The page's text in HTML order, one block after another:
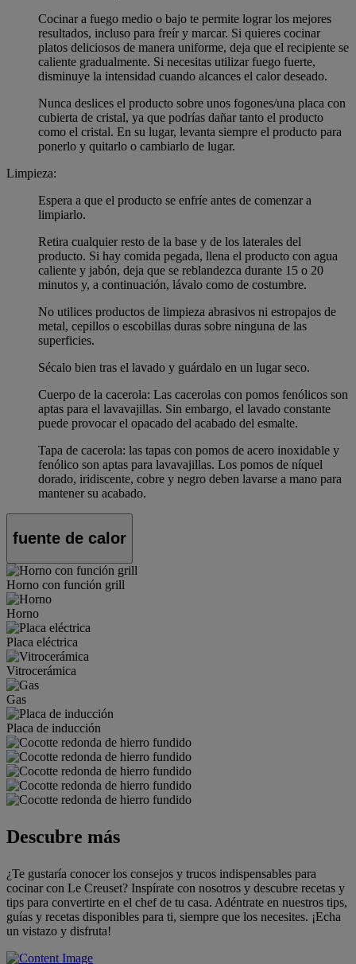
Cocinar a fuego medio o bajo te permite lograr los mejores
resultados, incluso para freír y marcar. Si quieres cocinar
platos deliciosos de manera uniforme, deja que el recipiente se
caliente gradualmente. Si necesitas utilizar fuego fuerte,
disminuye la intensidad cuando alcances el calor deseado.
Nunca deslices el producto sobre unos fogones/una placa con
cubierta de cristal, ya que podrías dañar tanto el producto
como el cristal. En su lugar, levanta siempre el producto para
ponerlo y quitarlo o cambiarlo de lugar.
Limpieza:
Espera a que el producto se enfríe antes de comenzar a
limpiarlo.
Retira cualquier resto de la base y de los laterales del
producto. Si hay comida pegada, llena el producto con agua
caliente y jabón, deja que se reblandezca durante 15 o 20
minutos y, a continuación, lávalo como de costumbre.
No utilices productos de limpieza abrasivos ni estropajos de
metal, cepillos o escobillas duras sobre ninguna de las
superficies.
Sécalo bien tras el lavado y guárdalo en un lugar seco.
Cuerpo de la cacerola: Las cacerolas con pomos fenólicos son
aptas para el lavavajillas. Sin embargo, el lavado constante
puede provocar el opacado del acabado del esmalte.
Tapa de cacerola: las tapas con pomos de acero inoxidable y
fenólico son aptas para lavavajillas. Los pomos de níquel
dorado, iridiscente, cobre y negro deben lavarse a mano para
mantener su acabado.
fuente de calor
Horno con función grill
Horno
Placa eléctrica
Vitrocerámica
Gas
Placa de inducción
Descubre más
¿Te gustaría conocer los consejos y trucos indispensables para
cocinar con Le Creuset? Inspírate con nosotros y descubre recetas y
tips para convertirte en el chef de tu casa. Adéntrate en nuestros tips,
guías y recetas disponibles para ti, siempre que los necesites. ¡Echa
un vistazo y disfruta!